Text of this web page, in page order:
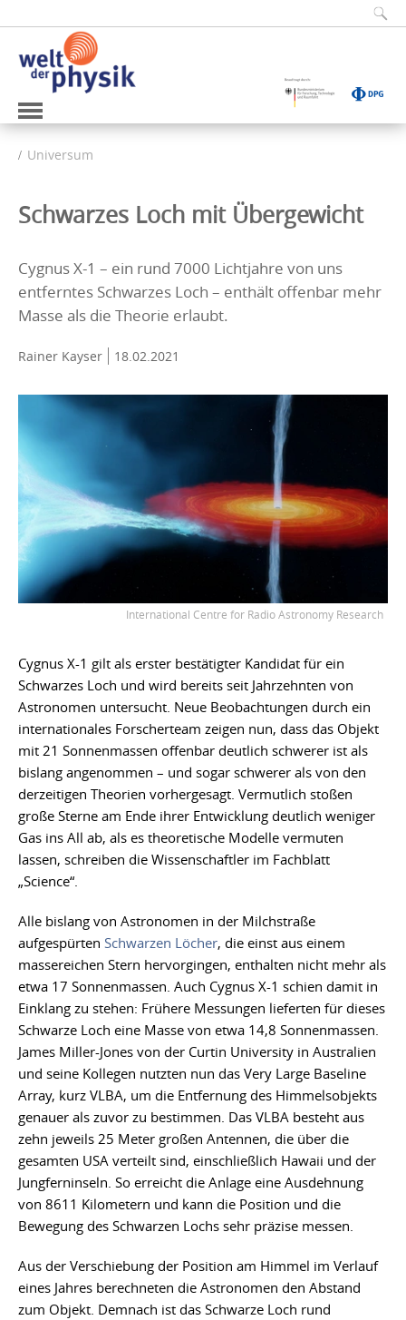
Universum
Schwarzes Loch mit Übergewicht
Cygnus X-1 – ein rund 7000 Lichtjahre von uns
entferntes Schwarzes Loch – enthält offenbar mehr
Masse als die Theorie erlaubt.
Rainer Kayser 18.02.2021
International Centre for Radio Astronomy Research
Cygnus X-1 gilt als erster bestätigter Kandidat für ein
Schwarzes Loch und wird bereits seit Jahrzehnten von
Astronomen untersucht. Neue Beobachtungen durch ein
internationales Forscherteam zeigen nun, dass das Objekt
mit 21 Sonnenmassen offenbar deutlich schwerer ist als
bislang angenommen – und sogar schwerer als von den
derzeitigen Theorien vorhergesagt. Vermutlich stoßen
große Sterne am Ende ihrer Entwicklung deutlich weniger
Gas ins All ab, als es theoretische Modelle vermuten
lassen, schreiben die Wissenschaftler im Fachblatt
„Science“.
Alle bislang von Astronomen in der Milchstraße
aufgespürten Schwarzen Löcher, die einst aus einem
massereichen Stern hervorgingen, enthalten nicht mehr als
etwa 17 Sonnenmassen. Auch Cygnus X-1 schien damit in
Einklang zu stehen: Frühere Messungen lieferten für dieses
Schwarze Loch eine Masse von etwa 14,8 Sonnenmassen.
James Miller-Jones von der Curtin University in Australien
und seine Kollegen nutzten nun das Very Large Baseline
Array, kurz VLBA, um die Entfernung des Himmelsobjekts
genauer als zuvor zu bestimmen. Das VLBA besteht aus
zehn jeweils 25 Meter großen Antennen, die über die
gesamten USA verteilt sind, einschließlich Hawaii und der
Jungferninseln. So erreicht die Anlage eine Ausdehnung
von 8611 Kilometern und kann die Position und die
Bewegung des Schwarzen Lochs sehr präzise messen.
Aus der Verschiebung der Position am Himmel im Verlauf
eines Jahres berechneten die Astronomen den Abstand
zum Objekt. Demnach ist das Schwarze Loch rund